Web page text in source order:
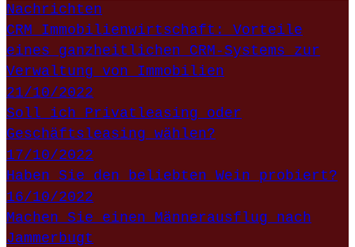
Nachrichten
CRM Immobilienwirtschaft: Vorteile
eines ganzheitlichen CRM-Systems zur
Verwaltung von Immobilien
21/10/2022
Soll ich Privatleasing oder
Geschäftsleasing wählen?
17/10/2022
Haben Sie den beliebten Wein probiert?
16/10/2022
Machen Sie einen Männerausflug nach
Jammerbugt